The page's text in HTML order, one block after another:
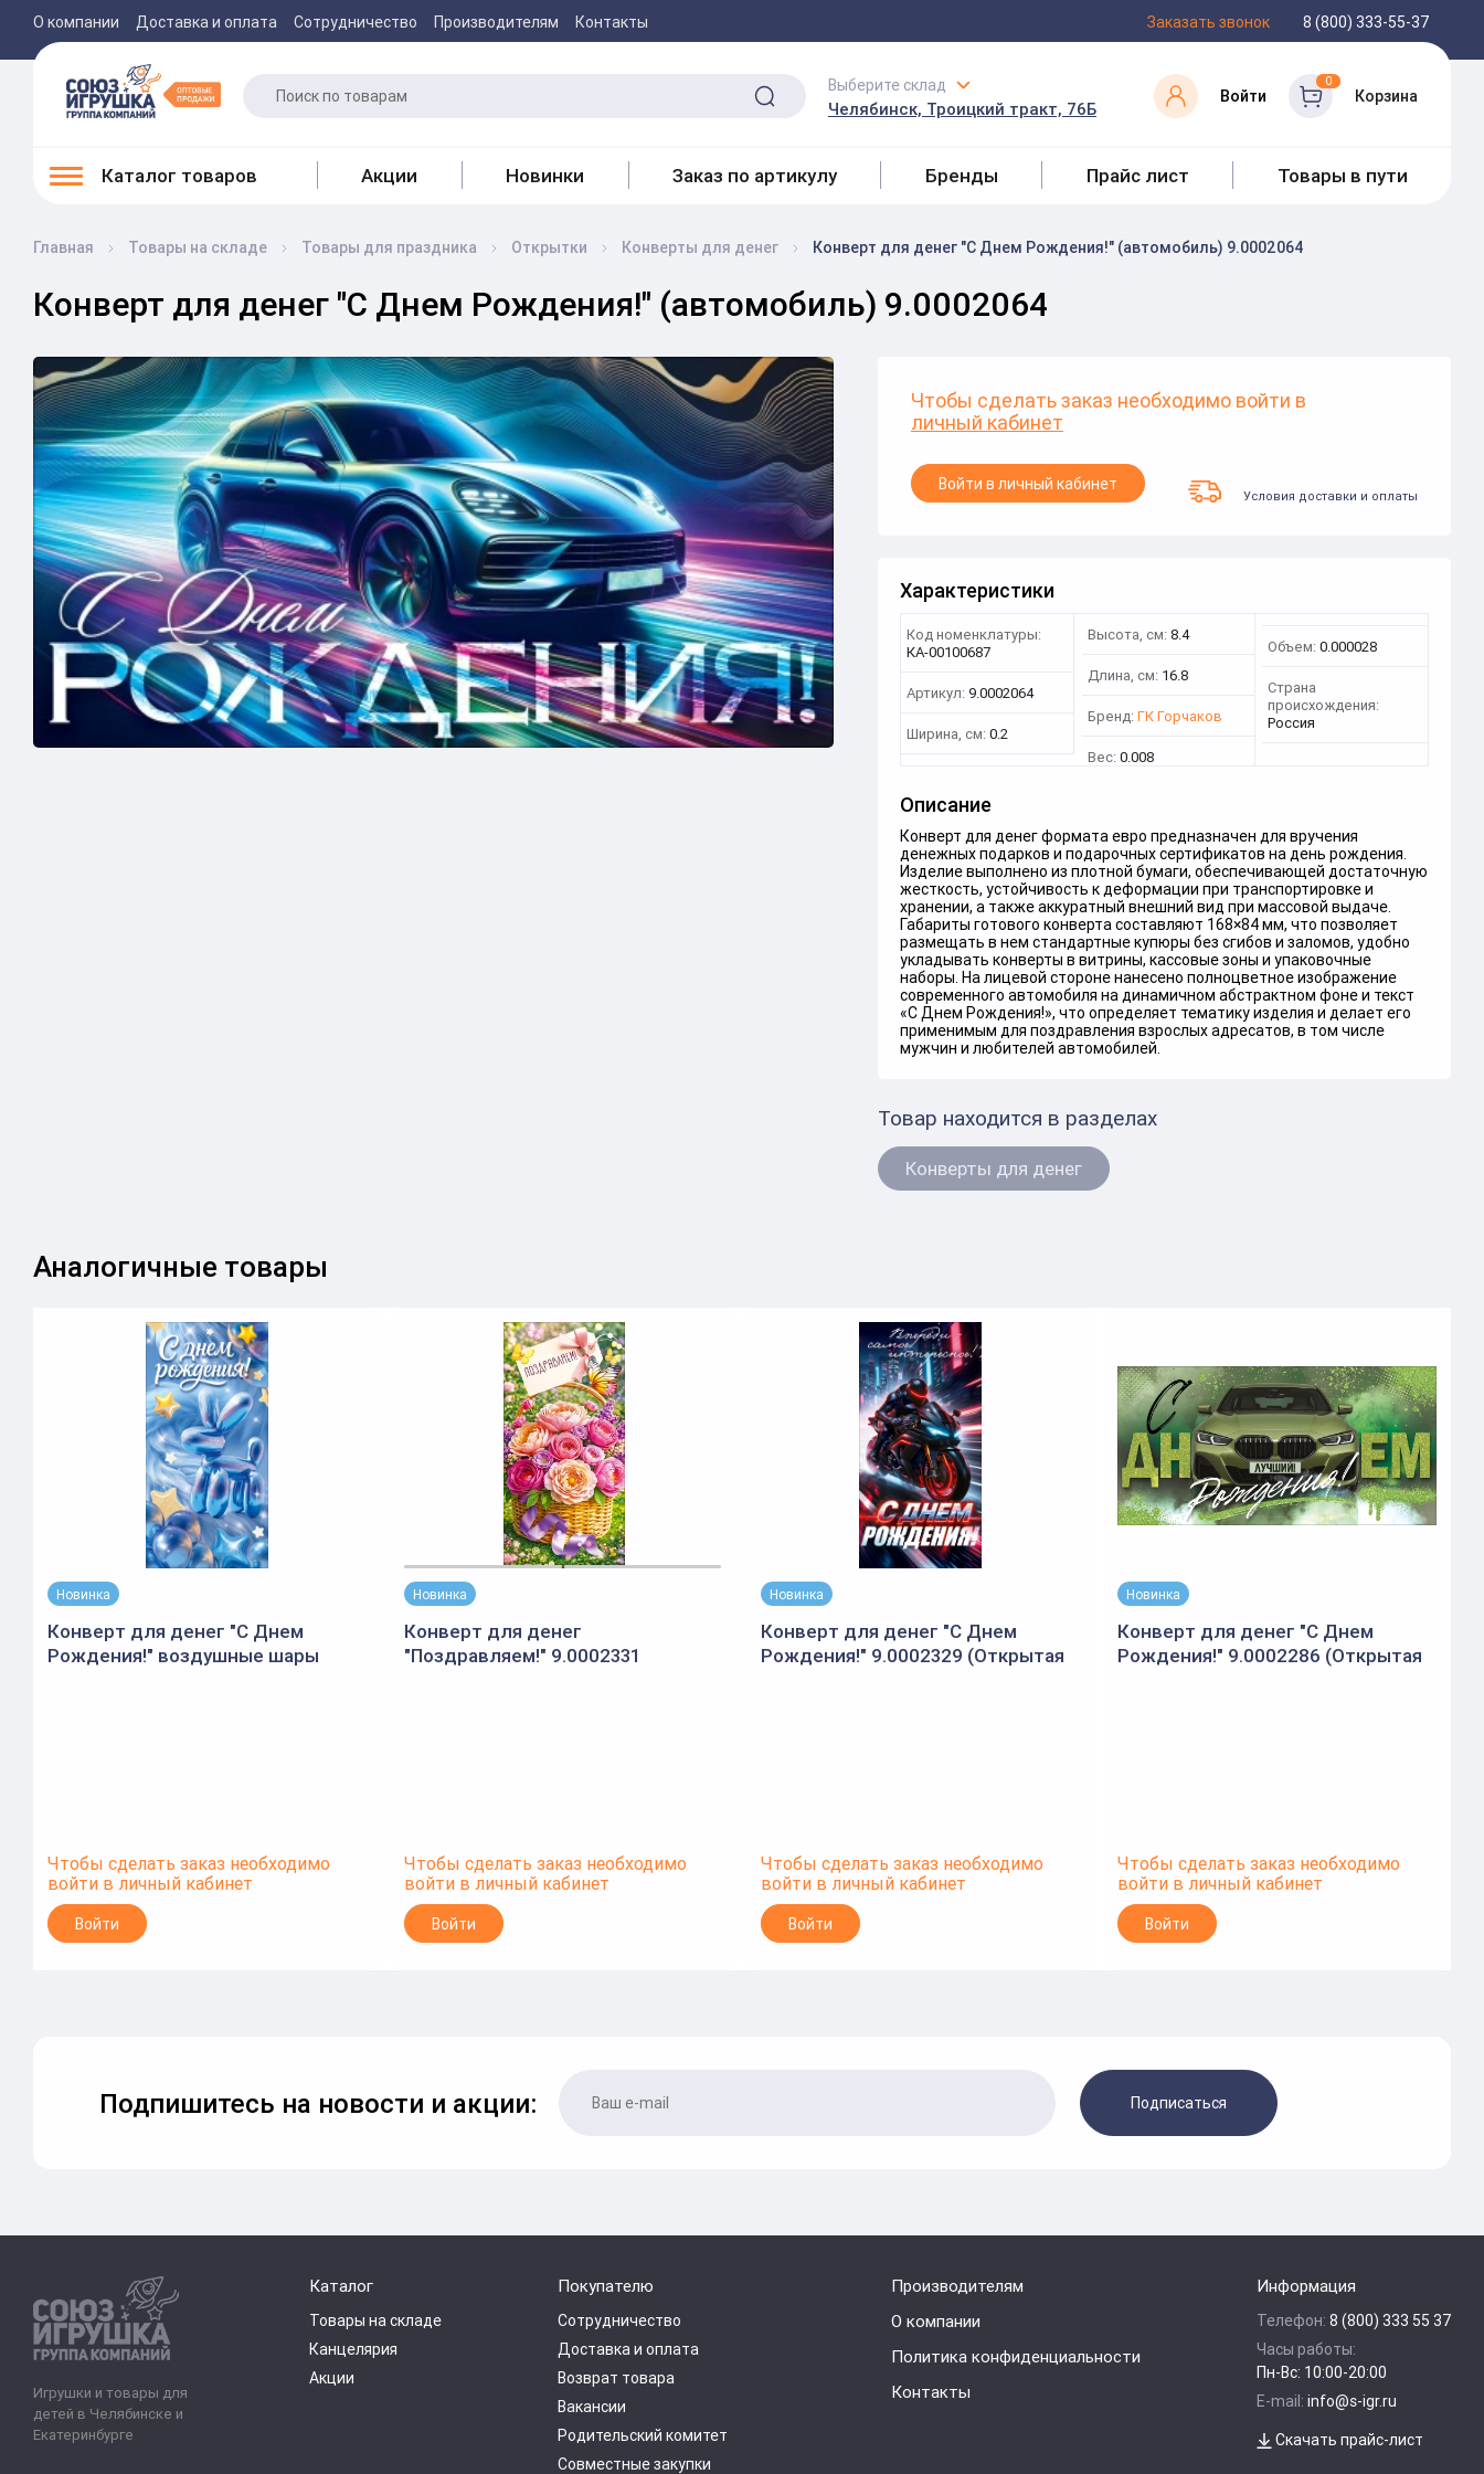
О компании Доставка и оплата Сотрудничество Производителям Контакты Заказать звонок 8 (800) 333-55-37
Выберите склад
Челябинск, Троицкий тракт, 76Б
Войти
0
Корзина
Каталог товаров Акции Новинки Заказ по артикулу Бренды Прайс лист Товары в пути
Главная Товары на складе Товары для праздника Открытки Конверты для денег Конверт для денег "С Днем Рождения!" (автомобиль) 9.0002064
Конверт для денег "С Днем Рождения!" (автомобиль) 9.0002064
Чтобы сделать заказ необходимо войти в
личный кабинет
Войти в личный кабинет
Условия доставки и оплаты
Характеристики
Код номенклатуры:
КА-00100687
Артикул: 9.0002064
Ширина, см: 0.2
Высота, см: 8.4
Длина, см: 16.8
Бренд: ГК Горчаков
Вес: 0.008
Объем: 0.000028
Страна
происхождения:
Россия
Описание
Конверт для денег формата евро предназначен для вручения
денежных подарков и подарочных сертификатов на день рождения.
Изделие выполнено из плотной бумаги, обеспечивающей достаточную
жесткость, устойчивость к деформации при транспортировке и
хранении, а также аккуратный внешний вид при массовой выдаче.
Габариты готового конверта составляют 168×84 мм, что позволяет
размещать в нем стандартные купюры без сгибов и заломов, удобно
укладывать конверты в витрины, кассовые зоны и упаковочные
наборы. На лицевой стороне нанесено полноцветное изображение
современного автомобиля на динамичном абстрактном фоне и текст
«С Днем Рождения!», что определяет тематику изделия и делает его
применимым для поздравления взрослых адресатов, в том числе
мужчин и любителей автомобилей.
Товар находится в разделах
Конверты для денег
Аналогичные товары
Новинка
Конверт для денег "С Днем
Рождения!" воздушные шары
Чтобы сделать заказ необходимо
войти в личный кабинет
Войти
Новинка
Конверт для денег
"Поздравляем!" 9.0002331
Чтобы сделать заказ необходимо
войти в личный кабинет
Войти
Новинка
Конверт для денег "С Днем
Рождения!" 9.0002329 (Открытая
Чтобы сделать заказ необходимо
войти в личный кабинет
Войти
Новинка
Конверт для денег "С Днем
Рождения!" 9.0002286 (Открытая
Чтобы сделать заказ необходимо
войти в личный кабинет
Войти
Подпишитесь на новости и акции: Подписаться
Игрушки и товары для
детей в Челябинске и
Екатеринбурге
Каталог
Товары на складе
Канцелярия
Акции
Покупателю
Сотрудничество
Доставка и оплата
Возврат товара
Вакансии
Родительский комитет
Совместные закупки
Производителям
О компании
Политика конфиденциальности
Контакты
Информация
Телефон: 8 (800) 333 55 37
Часы работы:
Пн-Вс: 10:00-20:00
E-mail: info@s-igr.ru
Скачать прайс-лист